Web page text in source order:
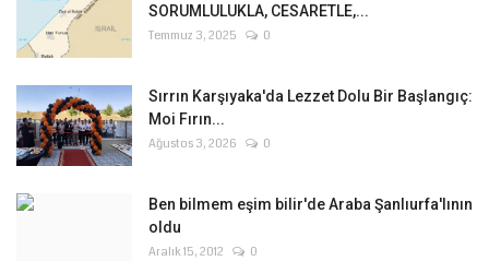
SORUMLULUKLA, CESARETLE,...
Temmuz 3, 2025 0
Sırrın Karşıyaka'da Lezzet Dolu Bir Başlangıç:
Moi Fırın...
Ağustos 3, 2026 0
Ben bilmem eşim bilir'de Araba Şanlıurfa'lının
oldu
Aralık 15, 2012 0